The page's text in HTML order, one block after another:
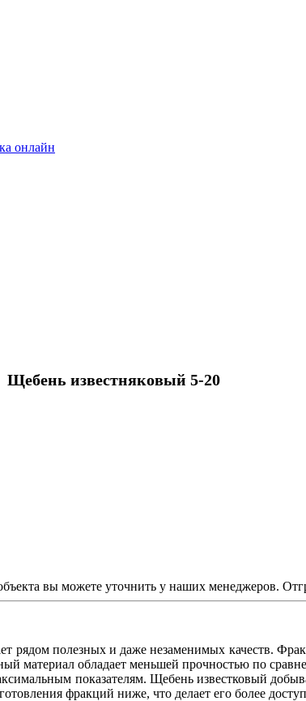
онлайн
Щебень известняковый 5-20
вы можете уточнить у наших менеджеров.
рядом полезных и даже незаменимых качеств.
материал обладает меньшей прочностью по
показателям. Щебень известковый
фракций ниже, что делает его более